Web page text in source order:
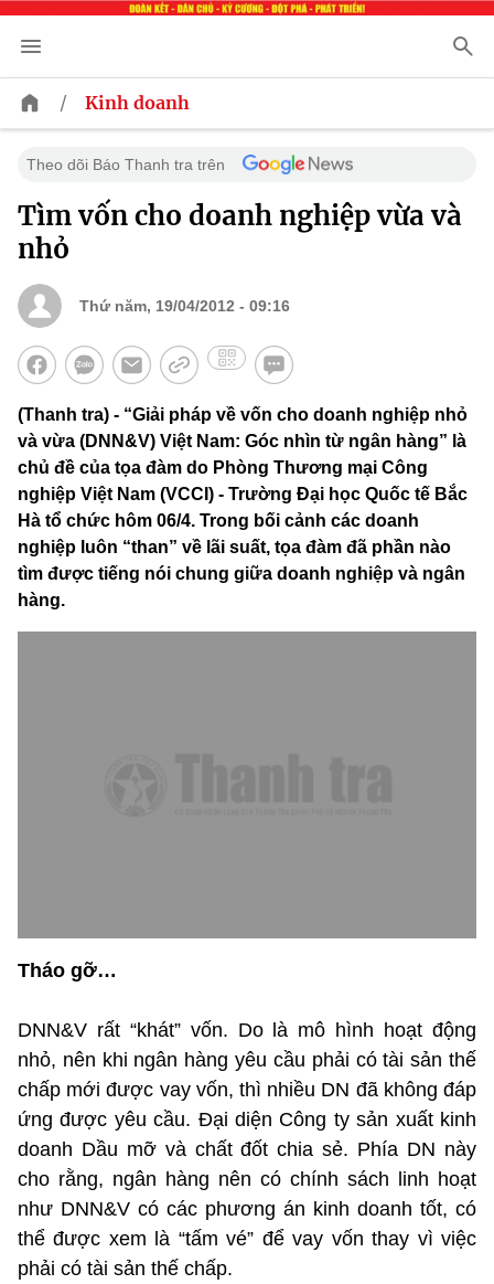
/ Kinh doanh
Theo dõi Báo Thanh tra trên
Tìm vốn cho doanh nghiệp vừa và
nhỏ
Thứ năm, 19/04/2012 - 09:16
(Thanh tra) - “Giải pháp về vốn cho doanh nghiệp nhỏ
và vừa (DNN&V) Việt Nam: Góc nhìn từ ngân hàng” là
chủ đề của tọa đàm do Phòng Thương mại Công
nghiệp Việt Nam (VCCI) - Trường Đại học Quốc tế Bắc
Hà tổ chức hôm 06/4. Trong bối cảnh các doanh
nghiệp luôn “than” về lãi suất, tọa đàm đã phần nào
tìm được tiếng nói chung giữa doanh nghiệp và ngân
hàng.
Tháo gỡ…
DNN&V rất “khát” vốn. Do là mô hình hoạt động
nhỏ, nên khi ngân hàng yêu cầu phải có tài sản thế
chấp mới được vay vốn, thì nhiều DN đã không đáp
ứng được yêu cầu. Đại diện Công ty sản xuất kinh
doanh Dầu mỡ và chất đốt chia sẻ. Phía DN này
cho rằng, ngân hàng nên có chính sách linh hoạt
như DNN&V có các phương án kinh doanh tốt, có
thể được xem là “tấm vé” để vay vốn thay vì việc
phải có tài sản thế chấp.